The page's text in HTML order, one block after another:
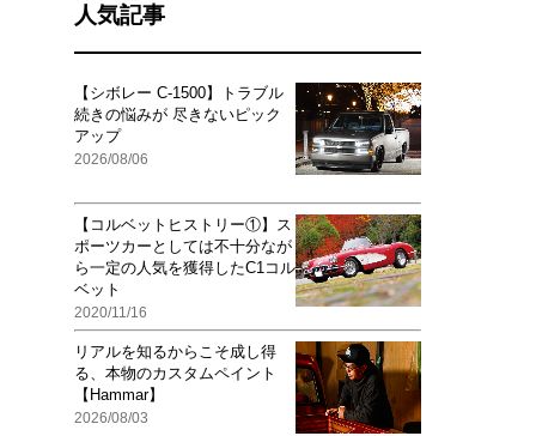
人気記事
【シボレー C-1500】トラブル
続きの悩みが 尽きないピック
アップ
2026/08/06
【コルベットヒストリー①】ス
ポーツカーとしては不十分なが
ら一定の人気を獲得したC1コル
ベット
2020/11/16
リアルを知るからこそ成し得
る、本物のカスタムペイント
【Hammar】
2026/08/03